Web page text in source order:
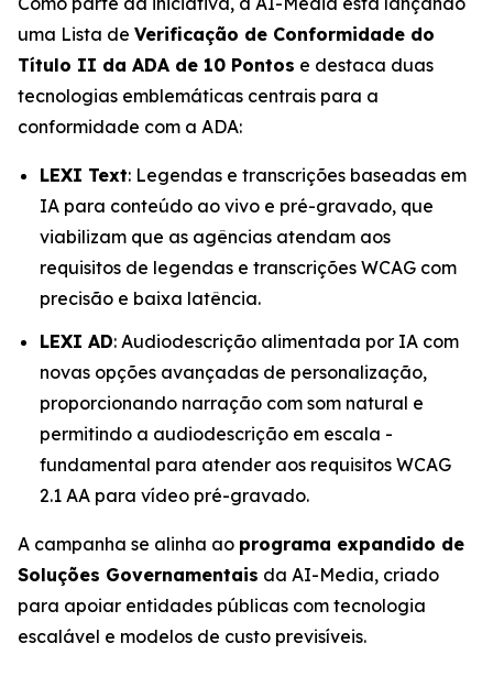
uma Lista de Verificação de Conformidade do
Título II da ADA de 10 Pontos e destaca duas
tecnologias emblemáticas centrais para a
conformidade com a ADA:
LEXI Text: Legendas e transcrições baseadas em
IA para conteúdo ao vivo e pré-gravado, que
viabilizam que as agências atendam aos
requisitos de legendas e transcrições WCAG com
precisão e baixa latência.
LEXI AD: Audiodescrição alimentada por IA com
novas opções avançadas de personalização,
proporcionando narração com som natural e
permitindo a audiodescrição em escala -
fundamental para atender aos requisitos WCAG
2.1 AA para vídeo pré-gravado.
A campanha se alinha ao programa expandido de
Soluções Governamentais da AI-Media, criado
para apoiar entidades públicas com tecnologia
escalável e modelos de custo previsíveis.